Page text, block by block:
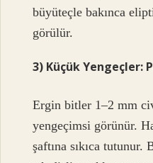
büyüteçle bakınca
görülür.
3) Küçük Yengeçler:
Ergin bitler 1–2 mm
yengeçimsi görünür.
şaftına sıkıca